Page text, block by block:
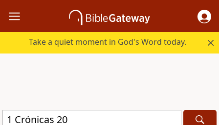
Take a quiet moment in God's Word today.